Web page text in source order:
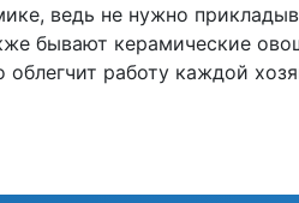
ведь не нужно
бывают керамические
работу каждой